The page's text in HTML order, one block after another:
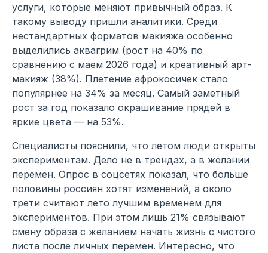
услуги, которые меняют привычный образ. К
такому выводу пришли аналитики. Среди
нестандартных форматов макияжа особенно
выделились аквагрим (рост на 40% по
сравнению с маем 2026 года) и креативный арт-
макияж (38%). Плетение афрокосичек стало
популярнее на 34% за месяц. Самый заметный
рост за год показало окрашивание прядей в
яркие цвета — на 53%.
Специалисты пояснили, что летом люди открыты
экспериментам. Дело не в трендах, а в желании
перемен. Опрос в соцсетях показал, что больше
половины россиян хотят изменений, а около
трети считают лето лучшим временем для
экспериментов. При этом лишь 21% связывают
смену образа с желанием начать жизнь с чистого
листа после личных перемен. Интересно, что